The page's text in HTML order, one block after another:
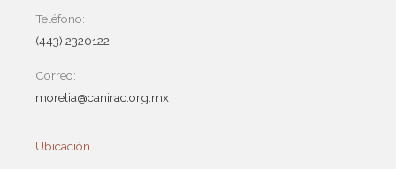
Teléfono:
(443) 2320122
Correo:
morelia@canirac.org.mx
Ubicación